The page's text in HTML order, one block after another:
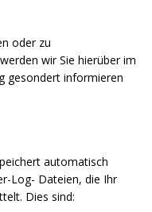
oder zu
wir Sie hierüber im
gesondert informieren
automatisch
Log- Dateien, die Ihr
Dies sind: